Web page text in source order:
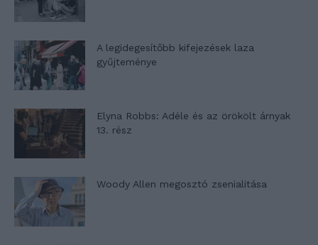
A legidegesítőbb kifejezések laza
gyűjteménye
Elyna Robbs: Adéle és az örökölt árnyak
13. rész
Woody Allen megosztó zsenialitása